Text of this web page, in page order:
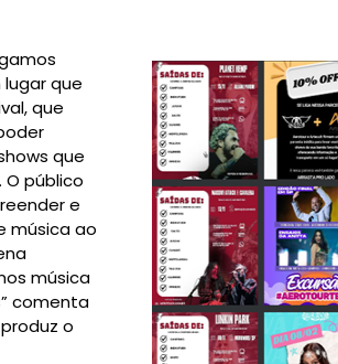
que
que
que
público
e
música ao
música
comenta
o